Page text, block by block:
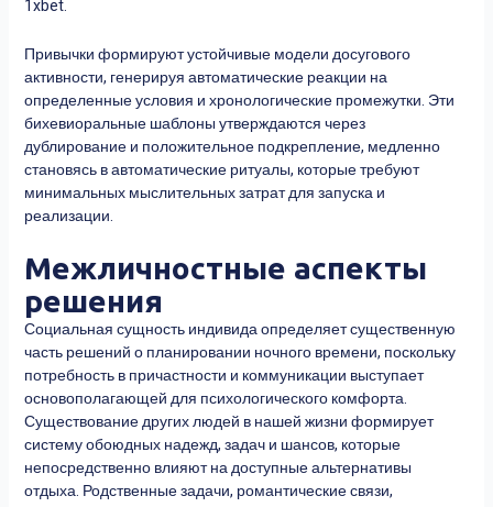
1xbet.
Привычки формируют устойчивые модели досугового
активности, генерируя автоматические реакции на
определенные условия и хронологические промежутки. Эти
бихевиоральные шаблоны утверждаются через
дублирование и положительное подкрепление, медленно
становясь в автоматические ритуалы, которые требуют
минимальных мыслительных затрат для запуска и
реализации.
Межличностные аспекты
решения
Социальная сущность индивида определяет существенную
часть решений о планировании ночного времени, поскольку
потребность в причастности и коммуникации выступает
основополагающей для психологического комфорта.
Существование других людей в нашей жизни формирует
систему обоюдных надежд, задач и шансов, которые
непосредственно влияют на доступные альтернативы
отдыха. Родственные задачи, романтические связи,